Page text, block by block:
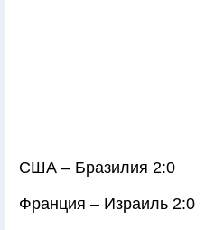
США – Бразилия 2:0
Франция – Израиль 2:0